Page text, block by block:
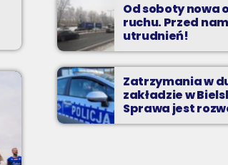
Od soboty nowa
ruchu. Przed
utrudnień!
Zatrzymania w
zakładzie w
Sprawa jest